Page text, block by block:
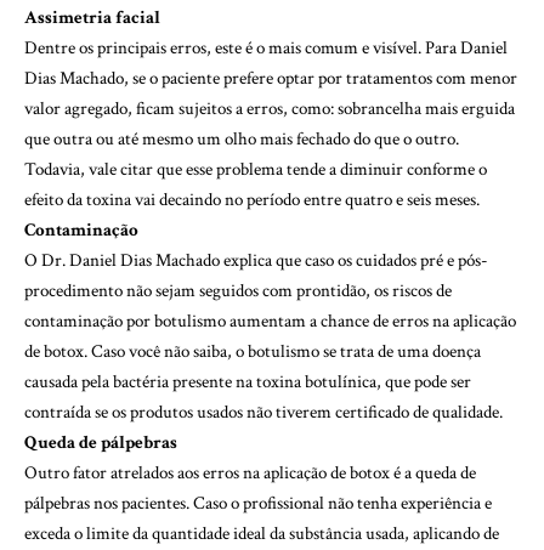
Assimetria facial
Dentre os principais erros, este é o mais comum e visível. Para Daniel
Dias Machado, se o paciente prefere optar por tratamentos com menor
valor agregado, ficam sujeitos a erros, como: sobrancelha mais erguida
que outra ou até mesmo um olho mais fechado do que o outro.
Todavia, vale citar que esse problema tende a diminuir conforme o
efeito da toxina vai decaindo no período entre quatro e seis meses.
Contaminação
O Dr. Daniel Dias Machado explica que caso os cuidados pré e pós-
procedimento não sejam seguidos com prontidão, os riscos de
contaminação por botulismo aumentam a chance de erros na aplicação
de botox. Caso você não saiba, o botulismo se trata de uma doença
causada pela bactéria presente na toxina botulínica, que pode ser
contraída se os produtos usados não tiverem certificado de qualidade.
Queda de pálpebras
Outro fator atrelados aos erros na aplicação de botox é a queda de
pálpebras nos pacientes. Caso o profissional não tenha experiência e
exceda o limite da quantidade ideal da substância usada, aplicando de